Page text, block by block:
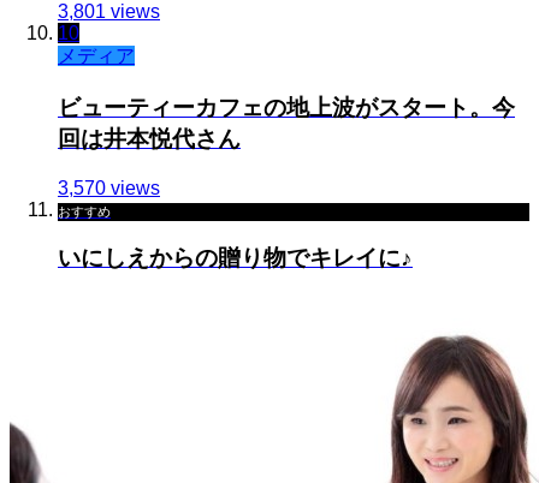
3,801 views
10
メディア
ビューティーカフェの地上波がスタート。今
回は井本悦代さん
3,570 views
おすすめ
いにしえからの贈り物でキレイに♪